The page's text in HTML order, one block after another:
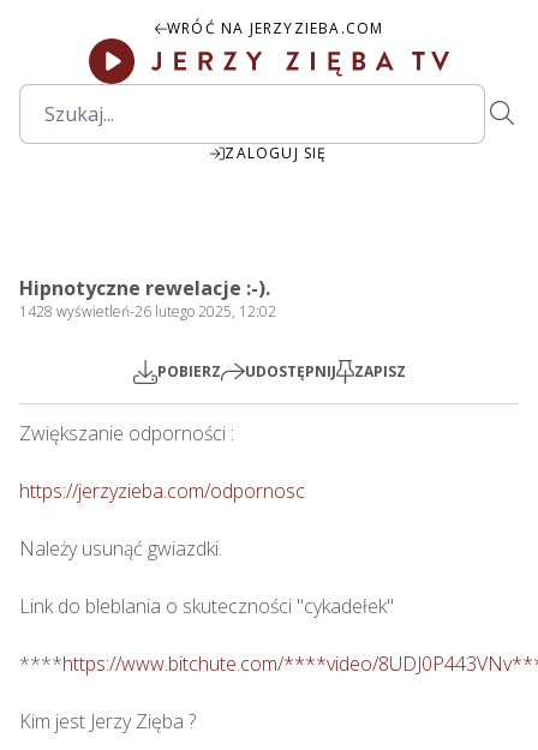
WRÓĆ NA JERZYZIEBA.COM
ZALOGUJ SIĘ
Hipnotyczne rewelacje :-).
1428 wyświetleń-26 lutego 2025, 12:02
POBIERZ UDOSTĘPNIJ ZAPISZ
Zwiększanie odporności :
https://jerzyzieba.com/odpornosc
Należy usunąć gwiazdki.
Link do bleblania o skuteczności "cykadełek"
****https://www.bitchute.com/****video/
Kim jest Jerzy Zięba ?